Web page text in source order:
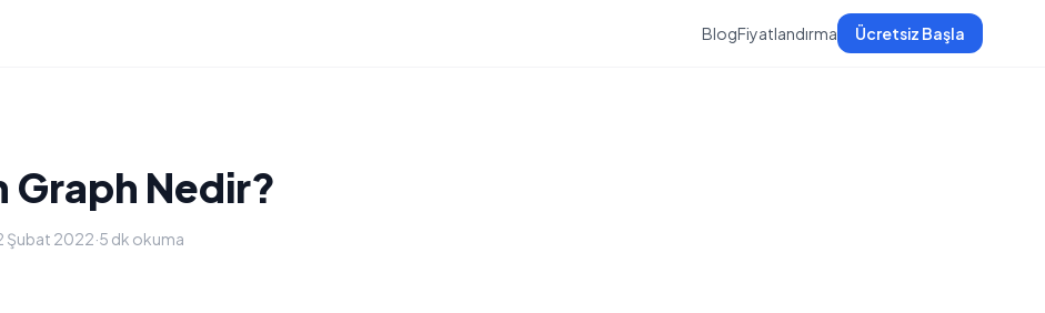
BlogFiyatlandırma Ücretsiz Başla
Graph Nedir?
Şubat 2022·5 dk okuma